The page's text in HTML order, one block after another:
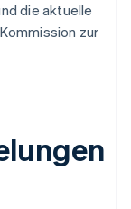
die aktuelle
zur